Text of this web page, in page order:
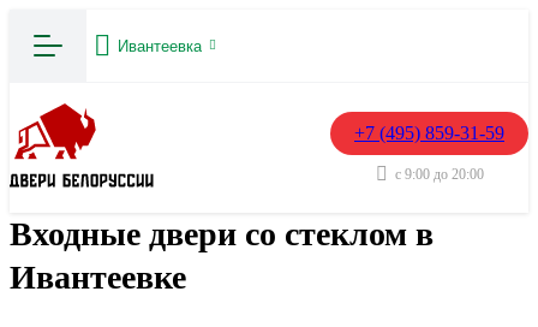
Ивантеевка
+7 (495) 859-31-59
с 9:00 до 20:00
Входные двери со стеклом в
Ивантеевке